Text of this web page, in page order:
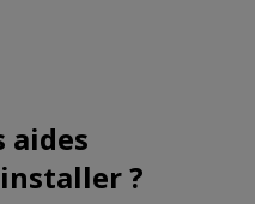
aides
?